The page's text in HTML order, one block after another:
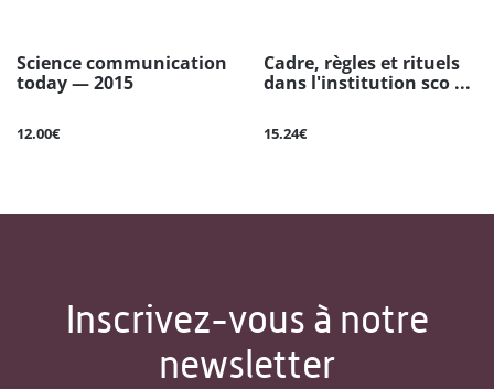
Science communication
today — 2015
12.00€
Cadre, règles et rituels
dans l'institution sco ...
15.24€
Inscrivez-vous à notre
newsletter